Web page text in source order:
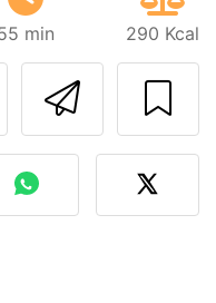
min 290 Kcal
Imprimer
une
de